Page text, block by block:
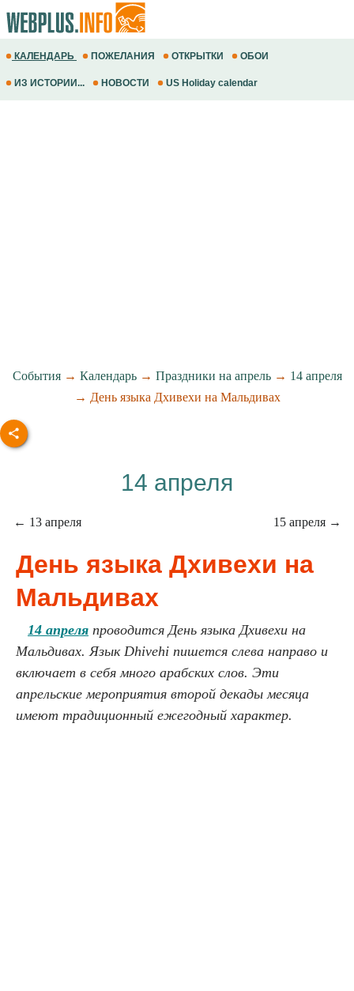
КАЛЕНДАРЬ ПОЖЕЛАНИЯ ОТКРЫТКИ ОБОИ
ИЗ ИСТОРИИ... НОВОСТИ US Holiday calendar
События→ Календарь→ Праздники на апрель→ 14 апреля
→ День языка Дхивехи на Мальдивах
14 апреля
← 13 апреля 15 апреля →
День языка Дхивехи на
Мальдивах
14 апреля проводится День языка Дхивехи на
Мальдивах. Язык Dhivehi пишется слева направо и
включает в себя много арабских слов. Эти
апрельские мероприятия второй декады месяца
имеют традиционный ежегодный характер.